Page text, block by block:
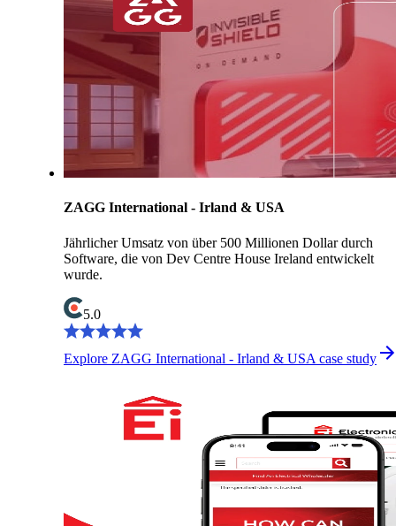
ZAGG International - Irland & USA
Jährlicher Umsatz von über 500 Millionen Dollar durch
Software, die von Dev Centre House Ireland entwickelt
wurde.
5.0
Explore ZAGG International - Irland & USA case study